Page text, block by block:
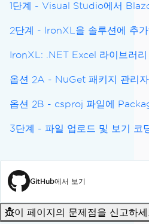
1단계 - Visual Studio에서
2단계 - IronXL을 솔루션에 추가
IronXL: .NET Excel 라이브러
옵션 2A - NuGet 패키지 관리
옵션 2B - csproj 파일에
3단계 - 파일 업로드 및 보기 코
GitHub에서 보기
이 페이지의 문제점을 신고하